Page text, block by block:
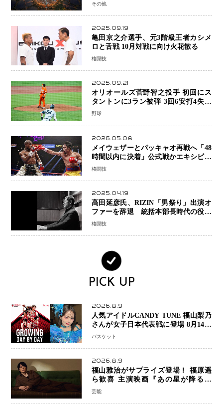
その他
2025.09.19
亀田京之介選手、元3階級王者カシメ
格闘技
2025.09.21
オリオールズ菅野智之投手 初回にス
タントンに3ラン被弾 3回6安打4失点
で降板
野球
2026.05.08
メイウェザーとパッキャオ再戦へ「48
時間以内に決着」公式戦かエキシビシ
ョンか混迷続く
格闘技
2025.04.19
高田延彦氏、RIZIN「男祭り」出演オ
ファーを辞退 統括本部長時代の役目
「すでに終えています」と明言
格闘技
PICK UP
2026.8.9
人気アイドルCANDY TUNE 福山梨乃
さんが女子日本代表戦に登場 8月14日
「三井不動産カップ」でスペシャルゲ
バスケット
2026.8.9
福山雅治がサプライズ登場！ 福原遥
ら歓喜 主演映画『あの星が降る丘
で、君とまた出会いたい。』舞台あい
芸能